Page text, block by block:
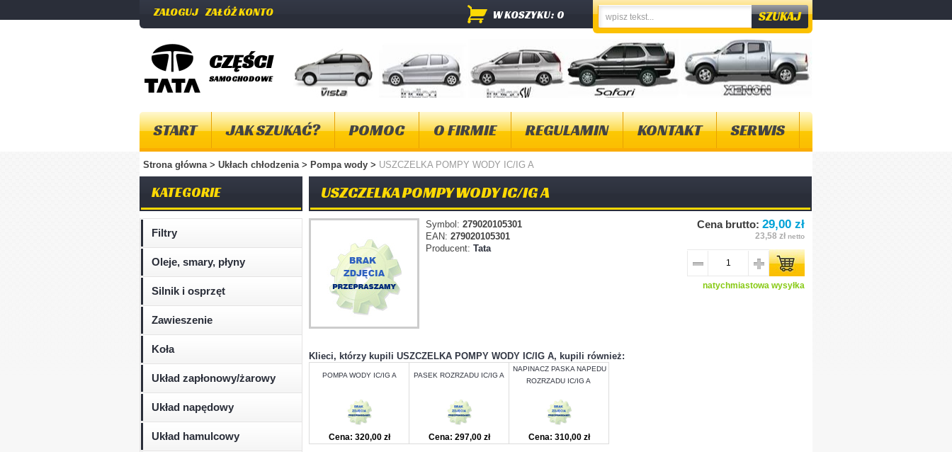
ZALOGUJ ZAŁÓŻ KONTO W KOSZYKU: 0
CZĘŚCI
SAMOCHODOWE
START JAK SZUKAĆ? POMOC O FIRMIE REGULAMIN KONTAKT SERWIS
Strona główna> Ukłach chłodzenia > Pompa wody > USZCZELKA POMPY WODY IC/IG A
KATEGORIE
Filtry
Oleje, smary, płyny
Silnik i osprzęt
Zawieszenie
Koła
Układ zapłonowy/żarowy
Układ napędowy
Układ hamulcowy
USZCZELKA POMPY WODY IC/IG A
Symbol: 279020105301
EAN: 279020105301
Producent: Tata
Cena brutto: 29,00 zł
23,58 zł netto
natychmiastowa wysyłka
Klieci, którzy kupili USZCZELKA POMPY WODY IC/IG A, kupili również:
POMPA WODY IC/IG A PASEK ROZRZADU IC/IG A
NAPINACZ PASKA NAPEDU
ROZRZADU IC/IG A
Cena: 320,00 zł Cena: 297,00 zł Cena: 310,00 zł